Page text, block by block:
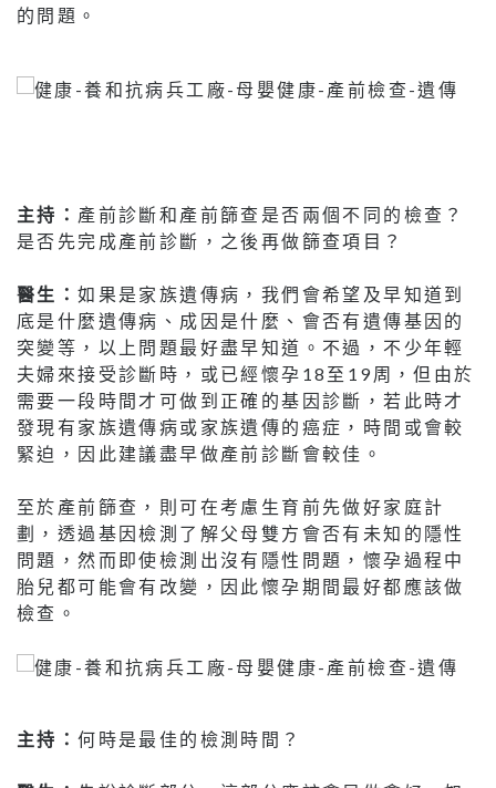
的問題。
主持： 產前診斷和產前篩查是否兩個不同的檢查？
是否先完成產前診斷，之後再做篩查項目？
醫生：如果是家族遺傳病，我們會希望及早知道到
底是什麼遺傳病、成因是什麼、會否有遺傳基因的
突變等，以上問題最好盡早知道。不過，不少年輕
夫婦來接受診斷時，或已經懷孕18至19周，但由於
需要一段時間才可做到正確的基因診斷，若此時才
發現有家族遺傳病或家族遺傳的癌症，時間或會較
緊迫，因此建議盡早做產前診斷會較佳。
至於產前篩查，則可在考慮生育前先做好家庭計
劃，透過基因檢測了解父母雙方會否有未知的隱性
問題，然而即使檢測出沒有隱性問題，懷孕過程中
胎兒都可能會有改變，因此懷孕期間最好都應該做
檢查。
主持：何時是最佳的檢測時間？